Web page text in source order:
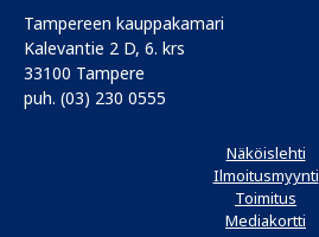
Tampereen kauppakamari
Kalevantie 2 D, 6. krs
33100 Tampere
puh. (03) 230 0555
Näköislehti
Ilmoitusmyynti
Toimitus
Mediakortti